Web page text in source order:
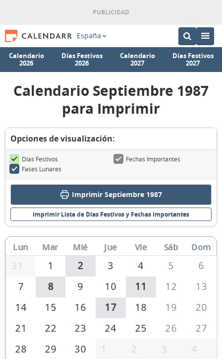
España
Calendario
2026
Días Festivos
2026
Calendario
2027
Días Festivos
2027
Calendario Septiembre 1987
para Imprimir
Opciones de visualización:
Días Festivos
Fechas Importantes
Fases Lunares
Imprimir Septiembre 1987
Imprimir Lista de Días Festivos y Fechas Importantes
Lun Mar Mié Jue Vie Sáb Dom
31 1 2 3 4 5
6
7
8 9 10 11 12
13
14
15 16 17 18 19
20
21
22 23 24 25 26
27
28
29 30 1 2 3 4